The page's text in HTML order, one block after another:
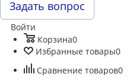
Задать вопрос
Войти
Корзина0
Избранные товары0
Сравнение товаров0